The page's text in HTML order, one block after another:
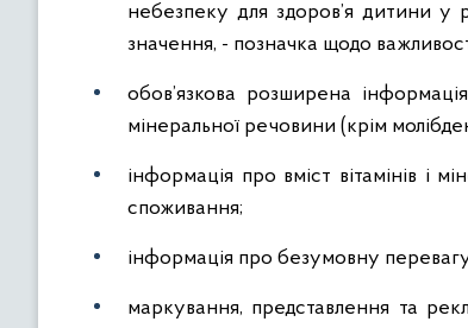
небезпеку для здоров’я дитини у
значення, - позначка щодо
обов’язкова розширена
мінеральної речовини (крім
інформація про вміст вітамінів і
споживання;
інформація про безумовну
маркування, представлення та